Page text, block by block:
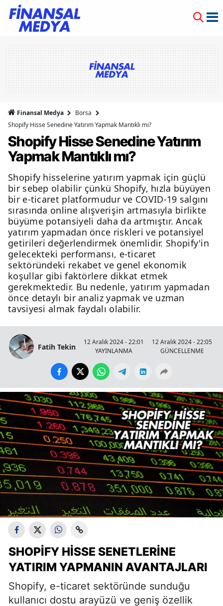
Finansal Medya
Borsa
Shopify Hisse Senedine Yatırım Yapmak Mantıklı mı?
Shopify Hisse Senedine Yatırım
Yapmak Mantıklı mı?
Shopify hisselerine yatırım yapmak için güçlü
bir sebep olabilir çünkü Shopify, hızla büyüyen
bir e-ticaret platformudur ve COVID-19 salgını
sırasında online alışverişin artmasıyla birlikte
büyüme potansiyeli daha da artmıştır. Ancak
yatırım yapmadan önce riskleri ve potansiyel
getirileri değerlendirmek önemlidir. Shopify'in
gelecekteki performansı, e-ticaret
sektöründeki rekabet ve genel ekonomik
koşullar gibi faktörlere dikkat etmek
gerekmektedir. Bu nedenle, yatırım yapmadan
önce detaylı bir analiz yapmak ve uzman
tavsiyesi almak faydalı olabilir.
Fatih Tekin
12 Aralık 2024 - 22:01
YAYINLANMA
12 Aralık 2024 - 22:05
GÜNCELLENME
SHOPIFY HISSE SENETLERINE
YATIRIM YAPMANIN AVANTAJLARI
Shopify, e-ticaret sektöründe sunduğu
kullanıcı dostu arayüzü ve geniş özellik